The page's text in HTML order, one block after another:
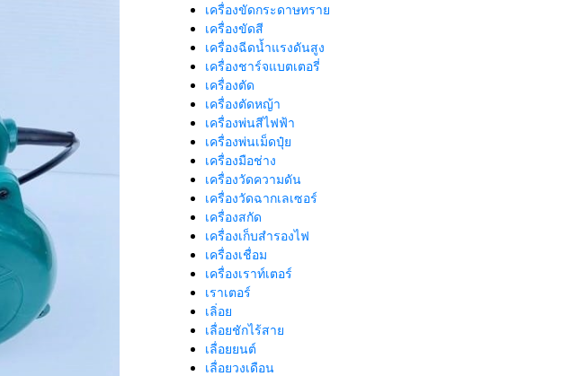
เครื่องขัดกระดาษทราย
เครื่องขัดสี
เครื่องฉีดน้ำแรงดันสูง
เครื่องชาร์จแบตเตอรี่
เครื่องตัด
เครื่องตัดหญ้า
เครื่องพ่นสีไฟฟ้า
เครื่องพ่นเม็ดปุ๋ย
เครื่องมือช่าง
เครื่องวัดความดัน
เครื่องวัดฉากเลเซอร์
เครื่องสกัด
เครื่องเก็บสํารองไฟ
เครื่องเชื่อม
เครื่องเราท์เตอร์
เราเตอร์
เลิ่อย
เลื่อยชักไร้สาย
เลื่อยยนต์
เลื่อยวงเดือน